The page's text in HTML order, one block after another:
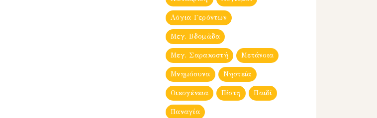
Λόγια Γερόντων
Μεγ. Βδομἀδα
Μεγ. Σαρακοστή Μετάνοια
Μνημόσυνα Νηστεία
Οικογένεια Πίστη Παιδί
Παναγία